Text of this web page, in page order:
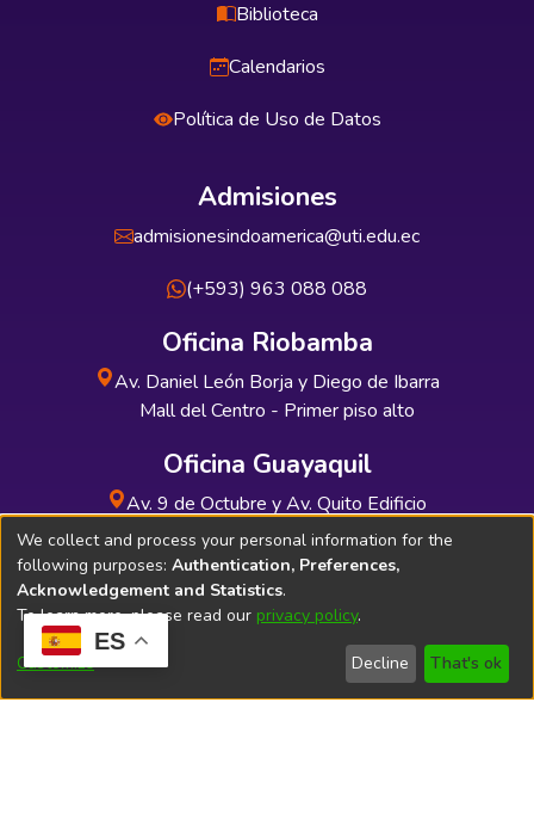
ES
Biblioteca
Calendarios
Política de Uso de Datos
Admisiones
admisionesindoamerica@uti.edu.ec
(+593) 963 088 088
Oficina Riobamba
Av. Daniel León Borja y Diego de Ibarra
Mall del Centro - Primer piso alto
Oficina Guayaquil
Av. 9 de Octubre y Av. Quito Edificio
INDUAUTO - Planta baja
Soporte Técnico Bibliolatino.com
We collect and process your personal information for the
following purposes: Authentication, Preferences,
Acknowledgement and Statistics.
To learn more, please read our privacy policy.
Customize Decline That's ok